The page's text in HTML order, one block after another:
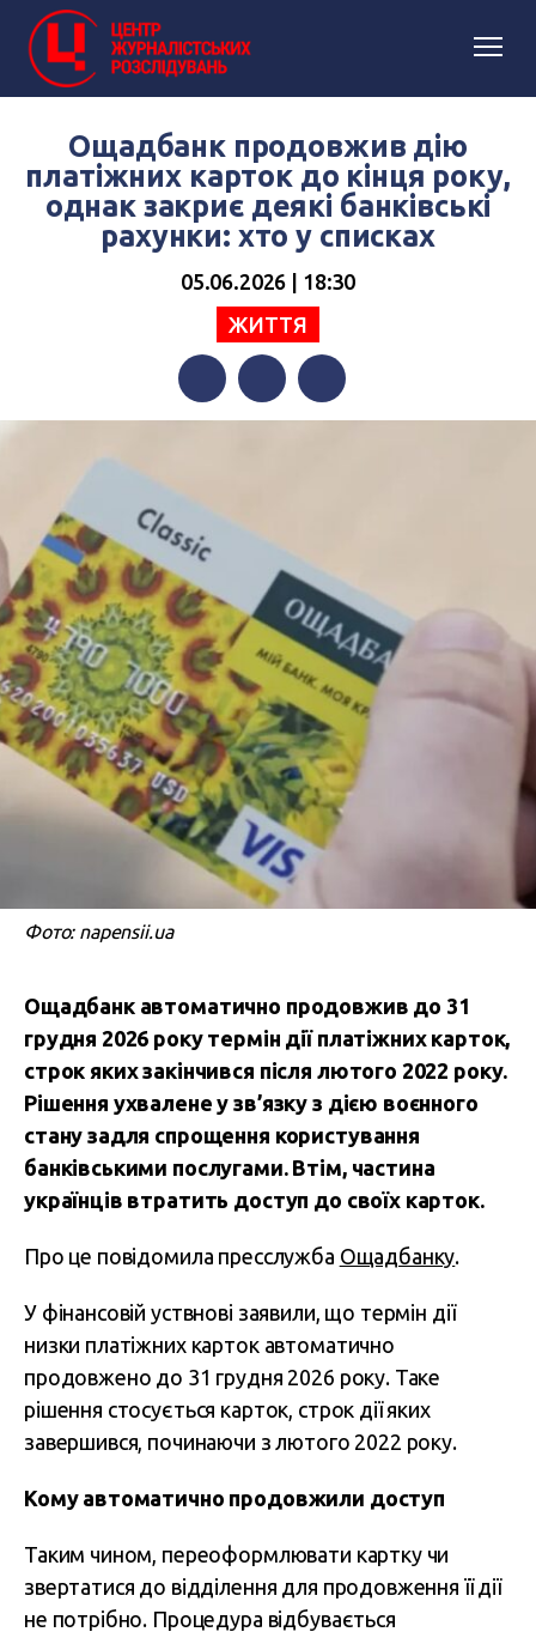
Ощадбанк продовжив дію
платіжних карток до кінця року,
однак закриє деякі банківські
рахунки: хто у списках
05.06.2026 | 18:30
ЖИТТЯ
FacebookTwitterTelegram
Фото: napensii.ua
Ощадбанк автоматично продовжив до 31
грудня 2026 року термін дії платіжних карток,
строк яких закінчився після лютого 2022 року.
Рішення ухвалене у зв’язку з дією воєнного
стану задля спрощення користування
банківськими послугами. Втім, частина
українців втратить доступ до своїх карток.
Про це повідомила пресслужба Ощадбанку.
У фінансовій уствнові заявили, що термін дії
низки платіжних карток автоматично
продовжено до 31 грудня 2026 року. Таке
рішення стосується карток, строк дії яких
завершився, починаючи з лютого 2022 року.
Кому автоматично продовжили доступ
Таким чином, переоформлювати картку чи
звертатися до відділення для продовження її дії
не потрібно. Процедура відбувається